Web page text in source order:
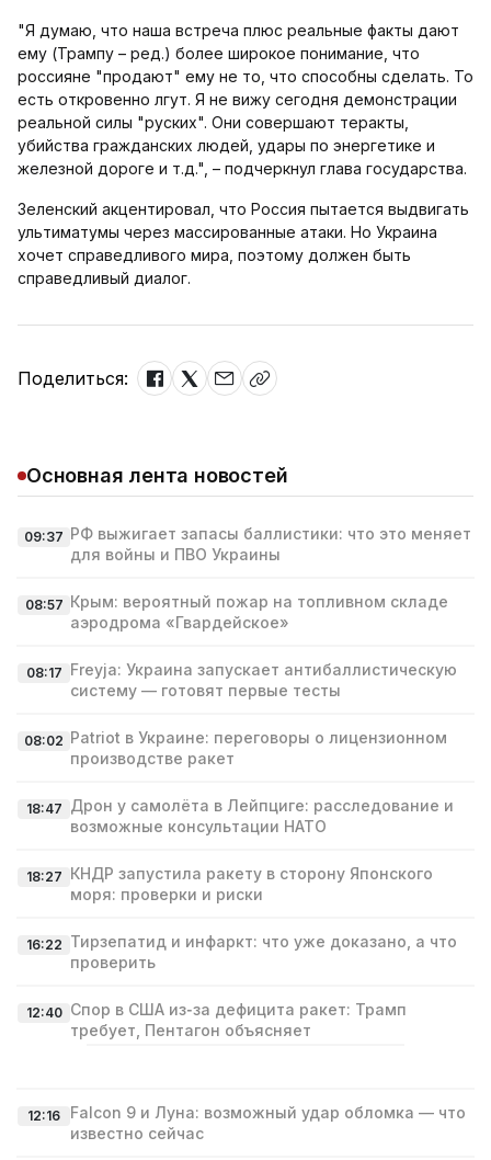
"Я думаю, что наша встреча плюс реальные факты дают
ему (Трампу – ред.) более широкое понимание, что
россияне "продают" ему не то, что способны сделать. То
есть откровенно лгут. Я не вижу сегодня демонстрации
реальной силы "руских". Они совершают теракты,
убийства гражданских людей, удары по энергетике и
железной дороге и т.д.", – подчеркнул глава государства.
Зеленский акцентировал, что Россия пытается выдвигать
ультиматумы через массированные атаки. Но Украина
хочет справедливого мира, поэтому должен быть
справедливый диалог.
Поделиться:
Основная лента новостей
09:37 РФ выжигает запасы баллистики: что это меняет
для войны и ПВО Украины
08:57 Крым: вероятный пожар на топливном складе
аэродрома «Гвардейское»
08:17 Freyja: Украина запускает антибаллистическую
систему — готовят первые тесты
08:02 Patriot в Украине: переговоры о лицензионном
производстве ракет
18:47 Дрон у самолёта в Лейпциге: расследование и
возможные консультации НАТО
18:27 КНДР запустила ракету в сторону Японского
моря: проверки и риски
16:22 Тирзепатид и инфаркт: что уже доказано, а что
проверить
12:40 Спор в США из‑за дефицита ракет: Трамп
требует, Пентагон объясняет
12:16
Falcon 9 и Луна: возможный удар обломка — что
известно сейчас